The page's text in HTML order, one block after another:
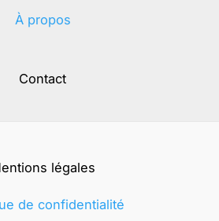
À propos
Contact
légales
de confidentialité